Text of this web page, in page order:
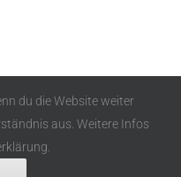
du die Website weiter
aus. Weitere Infos